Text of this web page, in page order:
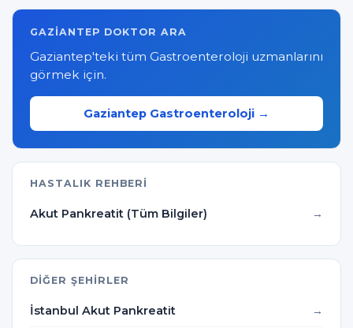
GAZIANTEP DOKTOR ARA
Gaziantep'teki tüm Gastroenteroloji uzmanlarını
görmek için.
Gaziantep Gastroenteroloji →
HASTALIK REHBERI
Akut Pankreatit (Tüm Bilgiler)
DIĞER ŞEHIRLER
İstanbul Akut Pankreatit